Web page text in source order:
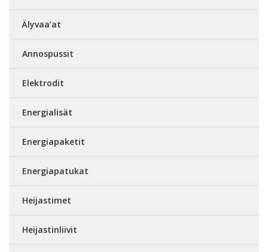
Älyvaa’at
Annospussit
Elektrodit
Energialisät
Energiapaketit
Energiapatukat
Heijastimet
Heijastinliivit